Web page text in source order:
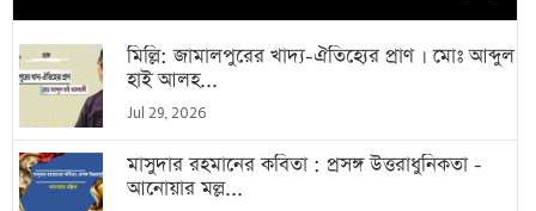
মিল্লি: জামালপুরের খাদ্য-ঐতিহ্যের প্রাণ । মোঃ আব্দুল
হাই আলহ...
Jul 29, 2026
মাসুদার রহমানের কবিতা : প্রসঙ্গ উত্তরাধুনিকতা -
আনোয়ার মল্ল...